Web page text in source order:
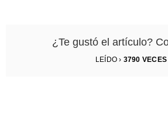
¿Te gustó el artículo?
LEÍDO › 3790 VECES